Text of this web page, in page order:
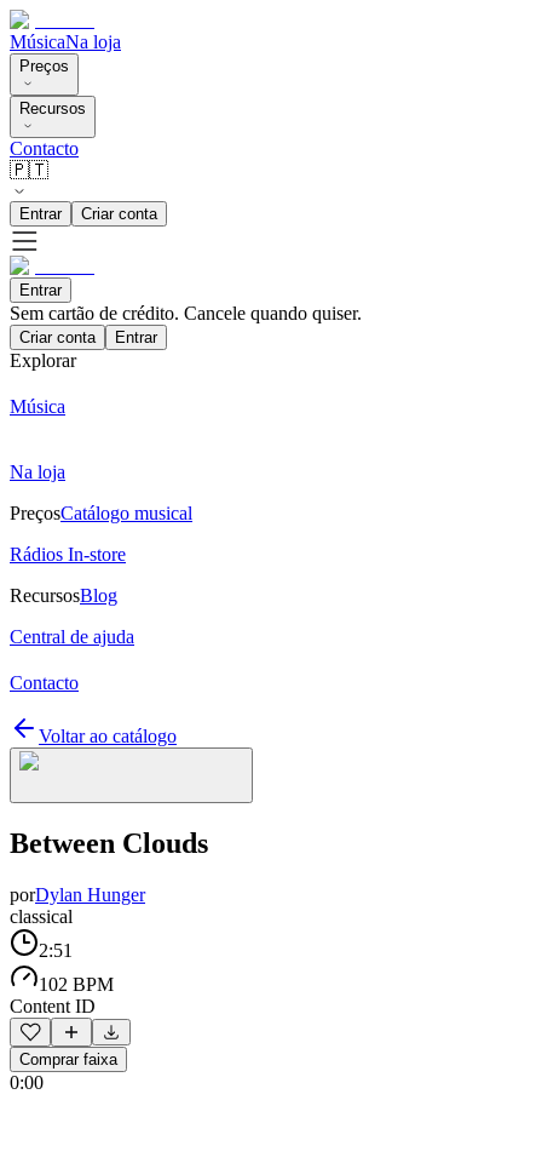
MúsicaNa loja
Preços
Recursos
Contacto
🇵🇹
Entrar Criar conta
Entrar
Sem cartão de crédito. Cancele quando quiser.
Criar conta Entrar
Explorar
Música
Na loja
PreçosCatálogo musical
Rádios In-store
RecursosBlog
Central de ajuda
Contacto
Voltar ao catálogo
Between Clouds
porDylan Hunger
classical
2:51
102 BPM
Content ID
Comprar faixa
0:00